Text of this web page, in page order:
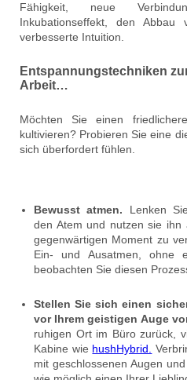
Fähigkeit, neue
Inkubationseffekt, den
verbesserte Intuition.
Entspannungstechniken
Arbeit…
Möchten Sie einen
kultivieren? Probieren Sie eine
sich überfordert fühlen.
Bewusst atmen. Lenken
den Atem und nutzen sie ihn
gegenwärtigen Moment zu
Ein- und Ausatmen, ohne
beobachten Sie diesen
Stellen Sie sich einen
vor Ihrem geistigen Auge
ruhigen Ort im Büro zurück,
Kabine wie hushHybrid.
mit geschlossenen Augen